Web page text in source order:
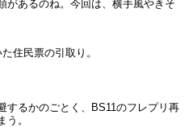
があるのね。今回は、横手風やきそ
住民票の引取り。
するかのごとく、BS11のフレプリ再
う。